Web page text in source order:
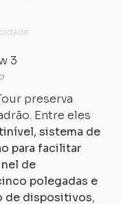
preserva
Entre eles
sistema de
para facilitar
de
polegadas e
de dispositivos,